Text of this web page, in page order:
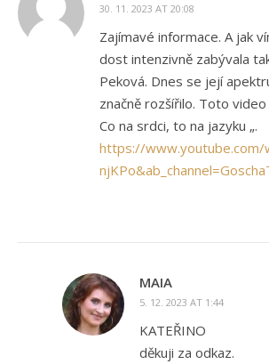
30. 11. 2023 AT 20:08
Zajímavé informace. A jak
dost intenzivně zabývala
Peková. Dnes se její
značně rozšířilo. Toto video
Co na srdci, to na jazyku „.
https://www.youtube.com/
MAIA
5. 12. 2023 AT 1:44
KATEŘINO
děkuji za odkaz.